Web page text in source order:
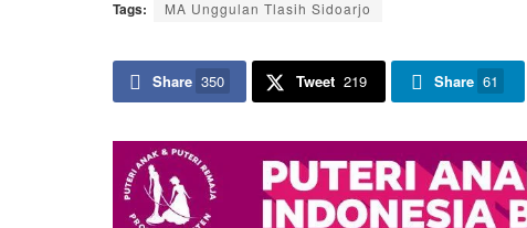
Tags: MA Unggulan Tlasih Sidoarjo
Share 350 Tweet 219 Share 61